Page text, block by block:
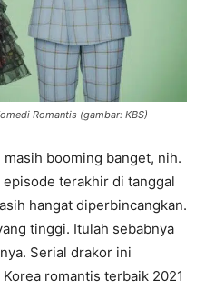
Romantis (gambar: KBS)
booming banget, nih.
terakhir di tanggal
hangat diperbincangkan.
tinggi. Itulah sebabnya
Serial drakor ini
romantis terbaik 2021